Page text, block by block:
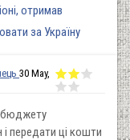
отримав
за Україну
30 May,
бюджету
передати ці кошти